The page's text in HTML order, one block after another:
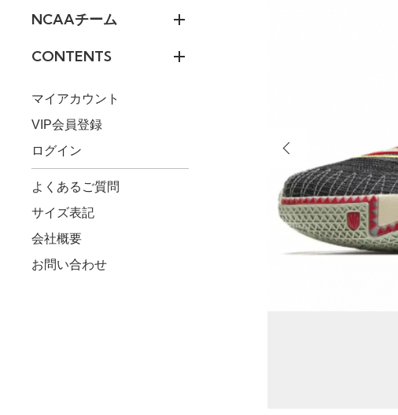
NCAAチーム
CONTENTS
マイアカウント
VIP会員登録
ログイン
よくあるご質問
サイズ表記
会社概要
お問い合わせ